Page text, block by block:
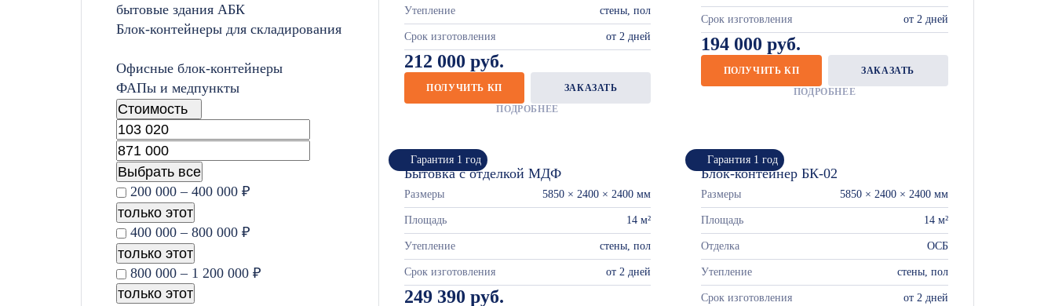
бытовые здания АБК
Блок-контейнеры для складирования
Офисные блок-контейнеры
ФАПы и медпункты
Стоимость
Выбрать все
200 000 – 400 000 ₽
только этот
400 000 – 800 000 ₽
только этот
800 000 – 1 200 000 ₽
только этот
Утепление стены, пол
Срок изготовления от 2 дней
212 000 руб.
ПОЛУЧИТЬ КП
ЗАКАЗАТЬ
ПОДРОБНЕЕ
Срок изготовления от 2 дней
194 000 руб.
ПОЛУЧИТЬ КП
ЗАКАЗАТЬ
ПОДРОБНЕЕ
Гарантия 1 год
Бытовка с отделкой МДФ
Размеры 5850 × 2400 × 2400 мм
Площадь 14 м²
Утепление стены, пол
Срок изготовления от 2 дней
249 390 руб.
Гарантия 1 год
Блок-контейнер БК-02
Размеры 5850 × 2400 × 2400 мм
Площадь 14 м²
Отделка ОСБ
Утепление стены, пол
Срок изготовления от 2 дней